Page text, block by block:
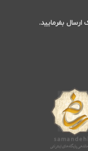
بفرمایید.